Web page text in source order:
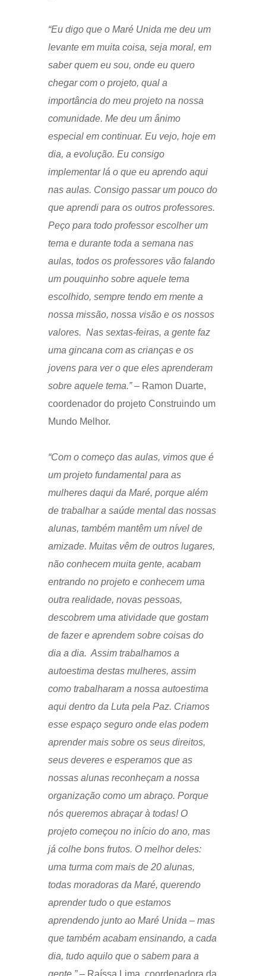
“Eu digo que o Maré Unida me deu um
levante em muita coisa, seja moral, em
saber quem eu sou, onde eu quero
chegar com o projeto, qual a
importância do meu projeto na nossa
comunidade. Me deu um ânimo
especial em continuar. Eu vejo, hoje em
dia, a evolução. Eu consigo
implementar lá o que eu aprendo aqui
nas aulas. Consigo passar um pouco do
que aprendi para os outros professores.
Peço para todo professor escolher um
tema e durante toda a semana nas
aulas, todos os professores vão falando
um pouquinho sobre aquele tema
escolhido, sempre tendo em mente a
nossa missão, nossa visão e os nossos
valores. Nas sextas-feiras, a gente faz
uma gincana com as crianças e os
jovens para ver o que eles aprenderam
sobre aquele tema.”– Ramon Duarte,
coordenador do projeto Construindo um
Mundo Melhor.
“Com o começo das aulas, vimos que é
um projeto fundamental para as
mulheres daqui da Maré, porque além
de trabalhar a saúde mental das nossas
alunas, também mantêm um nível de
amizade. Muitas vêm de outros lugares,
não conhecem muita gente, acabam
entrando no projeto e conhecem uma
outra realidade, novas pessoas,
descobrem uma atividade que gostam
de fazer e aprendem sobre coisas do
dia a dia. Assim trabalhamos a
autoestima destas mulheres, assim
como trabalharam a nossa autoestima
aqui dentro da Luta pela Paz. Criamos
esse espaço seguro onde elas podem
aprender mais sobre os seus direitos,
seus deveres e esperamos que as
nossas alunas reconheçam a nossa
organização como um abraço. Porque
nós queremos abraçar à todas! O
projeto começou no início do ano, mas
já colhe bons frutos. O melhor deles:
uma turma com mais de 20 alunas,
todas moradoras da Maré, querendo
aprender tudo o que estamos
aprendendo junto ao Maré Unida – mas
que também acabam ensinando, a cada
dia, tudo aquilo que o sabem para a